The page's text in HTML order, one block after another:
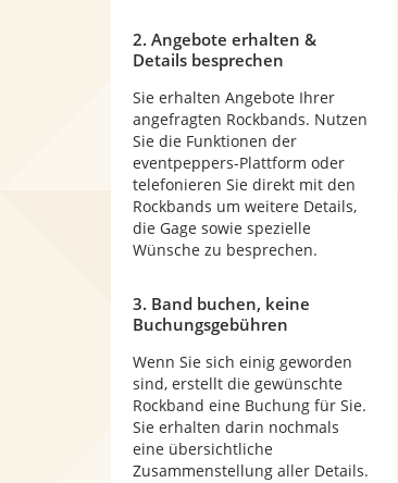
2. Angebote erhalten &
Details besprechen
Sie erhalten Angebote Ihrer
angefragten Rockbands. Nutzen
Sie die Funktionen der
eventpeppers-Plattform oder
telefonieren Sie direkt mit den
Rockbands um weitere Details,
die Gage sowie spezielle
Wünsche zu besprechen.
3. Band buchen, keine
Buchungsgebühren
Wenn Sie sich einig geworden
sind, erstellt die gewünschte
Rockband eine Buchung für Sie.
Sie erhalten darin nochmals
eine übersichtliche
Zusammenstellung aller Details.